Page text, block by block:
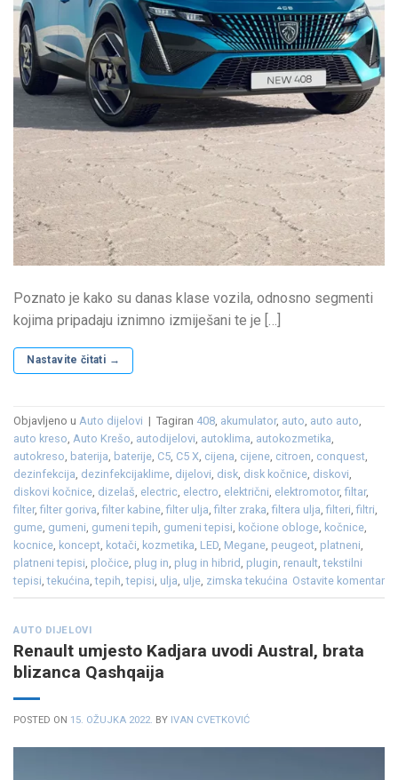
Poznato je kako su danas klase vozila, odnosno segmenti
kojima pripadaju iznimno izmiješani te je […]
Nastavite čitati →
Objavljeno u Auto dijelovi | Tagiran 408, akumulator, auto, auto auto,
auto kreso, Auto Krešo, autodijelovi, autoklima, autokozmetika,
autokreso, baterija, baterije, C5, C5 X, cijena, cijene, citroen, conquest,
dezinfekcija, dezinfekcijaklime, dijelovi, disk, disk kočnice, diskovi,
diskovi kočnice, dizelaš, electric, electro, električni, elektromotor,filtar,
filter,filter goriva,filter kabine,filter ulja,filter zraka,filtera ulja,filteri,filtri,
gume, gumeni, gumeni tepih, gumeni tepisi, kočione obloge, kočnice,
kocnice, koncept, kotači, kozmetika, LED, Megane, peugeot, platneni,
platneni tepisi, pločice, plug in, plug in hibrid, plugin, renault,tekstilni
tepisi,tekućina,tepih,tepisi, ulja, ulje, zimska tekućina Ostavite komentar
AUTO DIJELOVI
Renault umjesto Kadjara uvodi Austral, brata
blizanca Qashqaija
POSTED ON 15. OŽUJKA 2022. BY IVAN CVETKOVIĆ